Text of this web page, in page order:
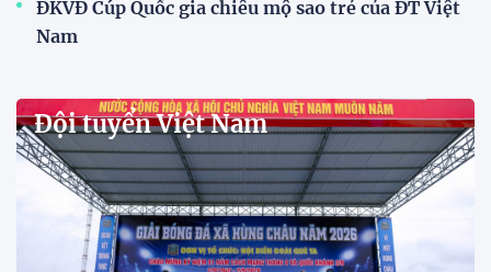
tại ASEAN Cup 2026
17:17 27/07/2026
XSKT Đắk Lắk viết nên lịch sử
với chức vô địch VPL-S7
20:58 26/07/2026